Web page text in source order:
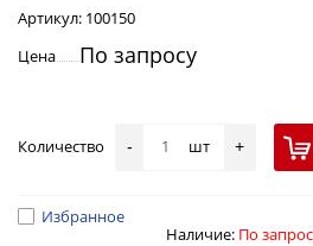
Артикул: 100150
Цена
По запросу
Количество - шт +
Избранное
Наличие: По